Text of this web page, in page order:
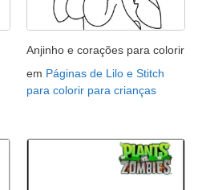
Anjinho e corações para colorir
em Páginas de Lilo e Stitch
para colorir para crianças